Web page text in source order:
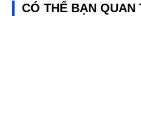
CÓ THỂ BẠN QUAN